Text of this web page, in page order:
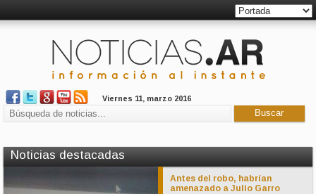
Viernes 11, marzo 2016
Noticias destacadas
Antes del robo, habrían
amenazado a Julio Garro